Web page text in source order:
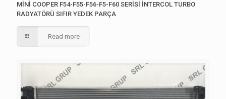
MİNİ COOPER F54-F55-F56-F5-F60 SERİSİ İNTERCOL TURBO
RADYATÖRÜ SIFIR YEDEK PARÇA
Read more